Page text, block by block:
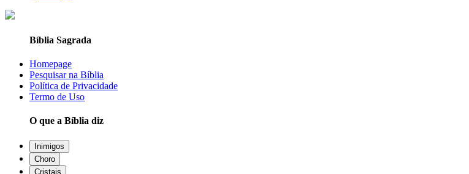
Bíblia Sagrada
Homepage
Pesquisar na Bíblia
Política de Privacidade
Termo de Uso
O que a Bíblia diz
Inimigos
Choro
Cristais